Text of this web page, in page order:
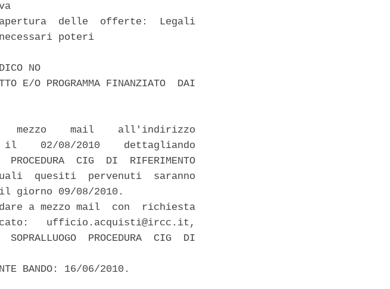
delle  offerte:  Legali
poteri
NO
E/O PROGRAMMA FINANZIATO  DAI
mezzo    mail    all'indirizzo
02/08/2010    dettagliando
CIG  DI  RIFERIMENTO
quesiti  pervenuti  saranno
giorno 09/08/2010.
a mezzo mail  con  richiesta
ufficio.acquisti@ircc.it,
PROCEDURA  CIG  DI
BANDO: 16/06/2010.